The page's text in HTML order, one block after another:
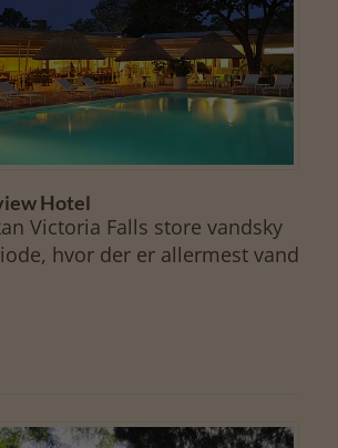
Hotel
Victoria Falls store vandsky
hvor der er allermest vand